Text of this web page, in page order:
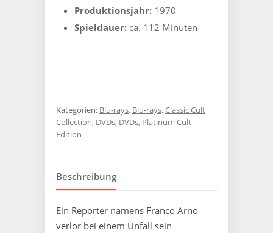
Produktionsjahr: 1970
Spieldauer: ca. 112 Minuten
Kategorien: Blu-rays, Blu-rays,Classic Cult
Collection, DVDs, DVDs, Platinum Cult
Edition
Beschreibung
Ein Reporter namens Franco Arno
verlor bei einem Unfall sein